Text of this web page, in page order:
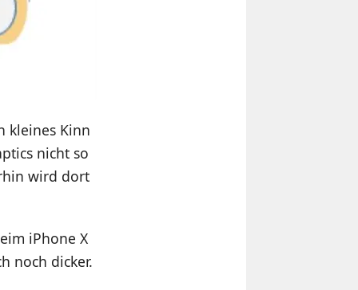
kleines Kinn
nicht so
wird dort
iPhone X
noch dicker.